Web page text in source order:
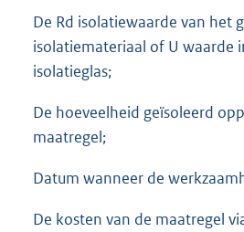
De Rd isolatiewaarde van het
isolatiemateriaal of U waarde
isolatieglas;
De hoeveelheid geïsoleerd
maatregel;
Datum wanneer de
De kosten van de maatregel